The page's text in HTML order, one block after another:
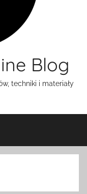
Blog
techniki i materiały